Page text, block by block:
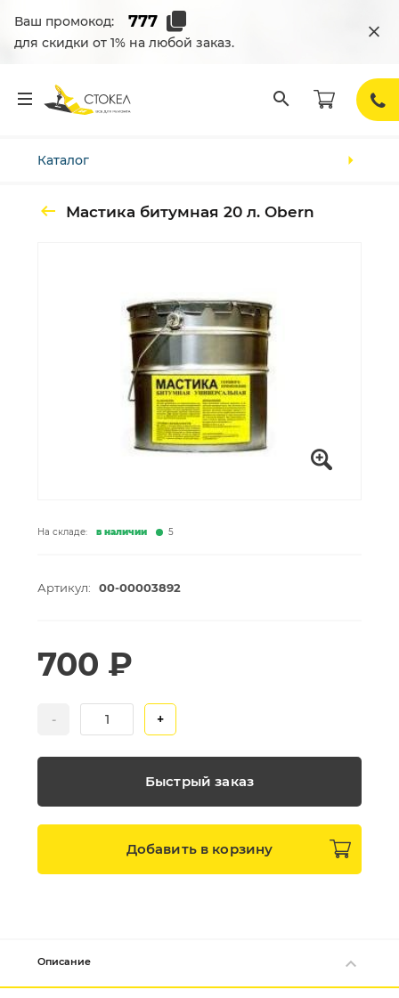
Ваш промокод:
для скидки от 1% на любой заказ.
Каталог
Мастика битумная 20 л. Obern
На складе: в наличии 5
Артикул: 00-00003892
- +
700 ₽
Быстрый заказ
Добавить в корзину
Описание